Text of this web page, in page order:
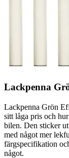
Lackpenna
Lackpenna Grön
sitt låga pris och
bilen. Den sticker
med något mer
färgspecifikation
något.